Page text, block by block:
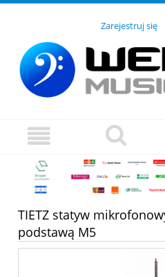
Zarejestruj się
TIETZ statyw
podstawą M5